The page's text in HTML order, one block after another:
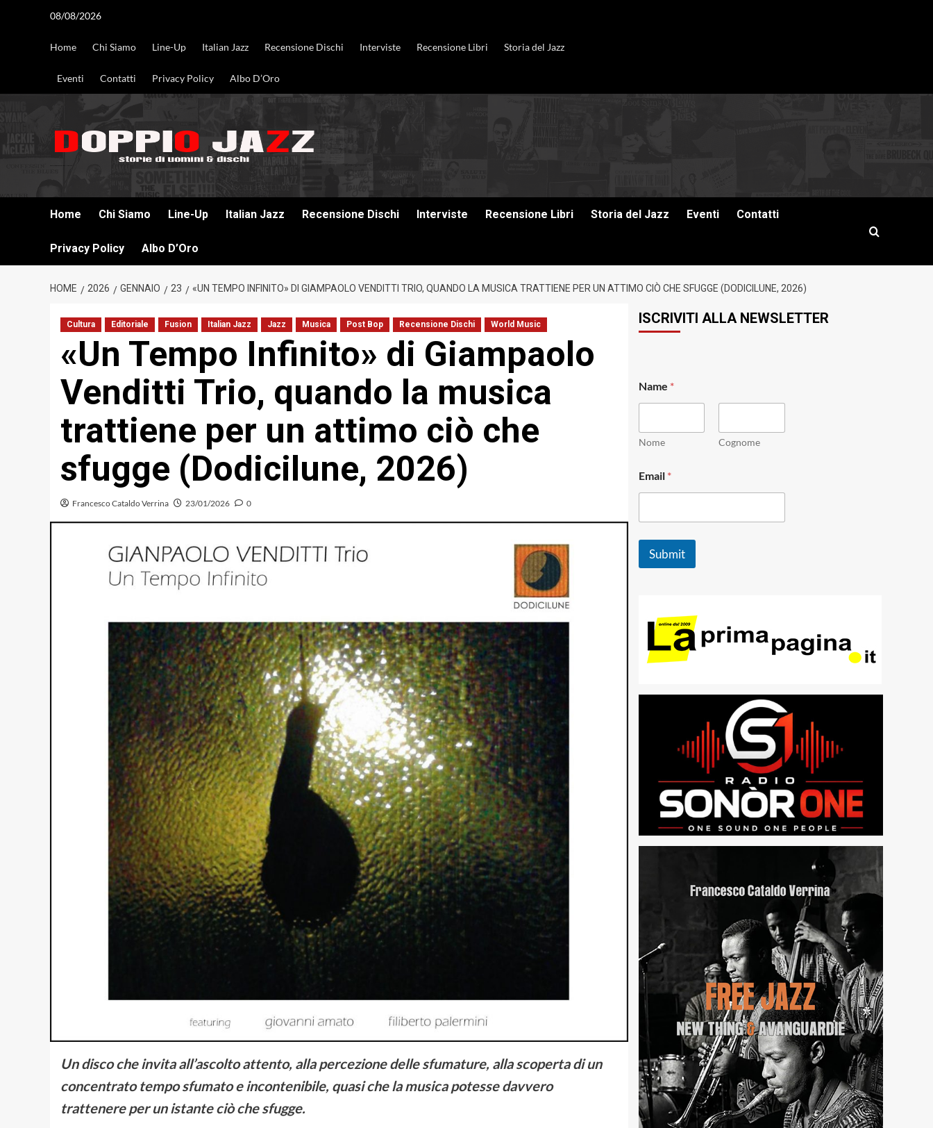
08/08/2026
Home Chi Siamo Line-Up Italian Jazz Recensione Dischi Interviste Recensione Libri Storia del Jazz
Eventi Contatti Privacy Policy Albo D’Oro
Home Chi Siamo Line-Up Italian Jazz Recensione Dischi Interviste Recensione Libri Storia del Jazz Eventi Contatti
Privacy Policy Albo D’Oro
HOME 2026 GENNAIO 23 «UN TEMPO INFINITO» DI GIAMPAOLO VENDITTI TRIO, QUANDO LA MUSICA TRATTIENE PER UN ATTIMO CIÒ CHE SFUGGE (DODICILUNE, 2026)
Cultura Editoriale Fusion Italian Jazz Jazz Musica Post Bop Recensione Dischi World Music
«Un Tempo Infinito» di Giampaolo
Venditti Trio, quando la musica
trattiene per un attimo ciò che
sfugge (Dodicilune, 2026)
Francesco Cataldo Verrina 23/01/2026 0
Un disco che invita all’ascolto attento, alla percezione delle sfumature, alla scoperta di un
concentrato tempo sfumato e incontenibile, quasi che la musica potesse davvero
trattenere per un istante ciò che sfugge.
ISCRIVITI ALLA NEWSLETTER
a
m
E
m
l
*
Name *
Nome Cognome
Email *
Submit